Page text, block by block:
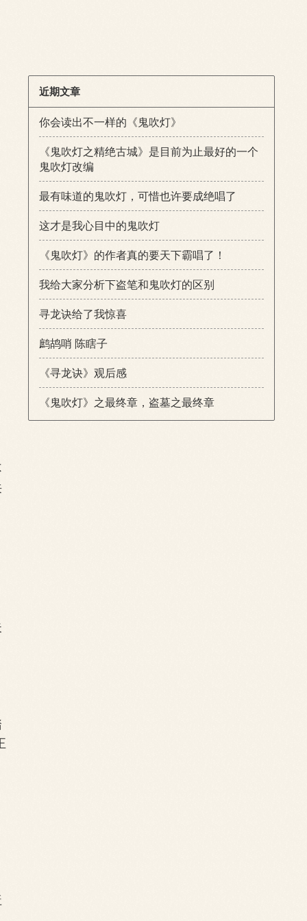
近期文章
你会读出不一样的《鬼吹灯》
《鬼吹灯之精绝古城》是目前为止最好的一个
鬼吹灯改编
最有味道的鬼吹灯，可惜也许要成绝唱了
这才是我心目中的鬼吹灯
《鬼吹灯》的作者真的要天下霸唱了！
我给大家分析下盗笔和鬼吹灯的区别
寻龙诀给了我惊喜
鹧鸪哨 陈瞎子
《寻龙诀》观后感
《鬼吹灯》之最终章，盗墓之最终章